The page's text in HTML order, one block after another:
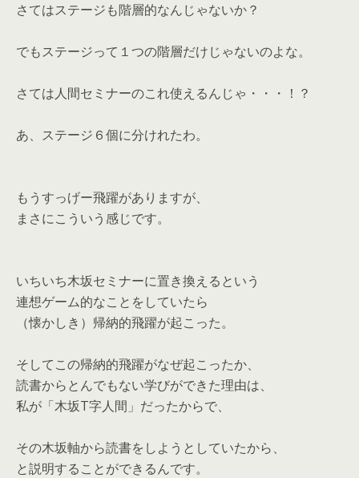
さてはステージも階層的なんじゃないか？
でもステージって１つの階層だけじゃないのよな。
さては人間セミナーのこれ使えるんじゃ・・・！？
あ、ステージ６個に分けれたわ。
もうすっげー飛躍がありますが、
まさにこういう感じです。
いちいち木坂セミナーに置き換えるという
連想ゲーム的なことをしていたら
（懐かしき）帰納的飛躍が起こった。
そしてこの帰納的飛躍がなぜ起こったか、
読書からとんでもない学びができた理由は、
私が「木坂T字人間」だったからで、
その木坂軸から読書をしようとしていたから、
と説明することができるんです。